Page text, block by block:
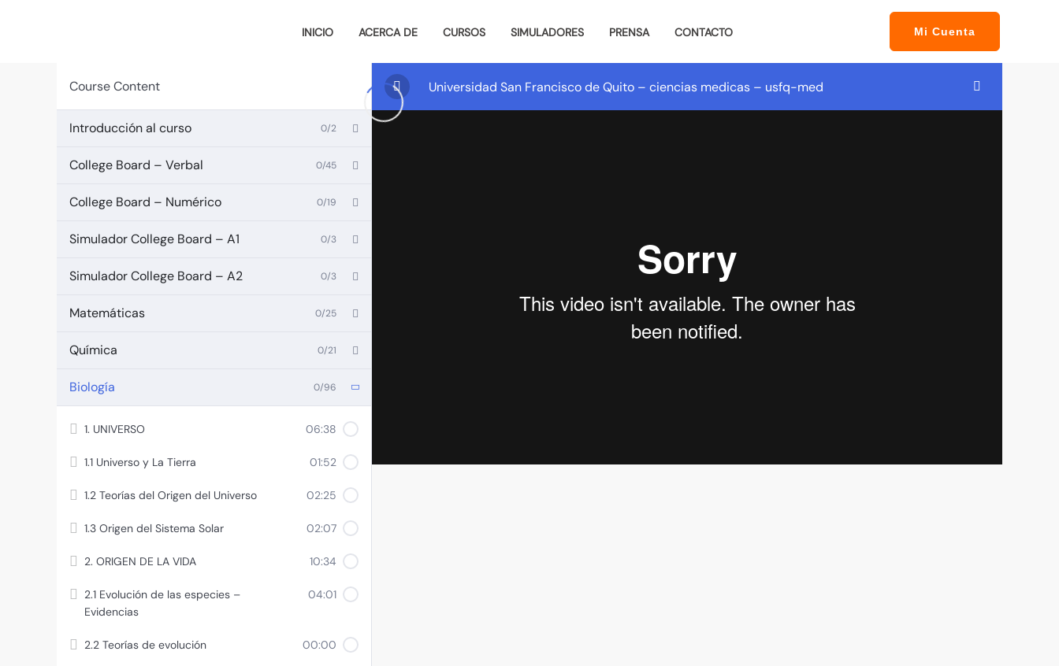
INICIO ACERCA DE CURSOS SIMULADORES PRENSA CONTACTO Mi Cuenta
Course Content
Introducción al curso 0/2
College Board – Verbal 0/45
College Board – Numérico 0/19
Simulador College Board – A1 0/3
Simulador College Board – A2 0/3
Matemáticas 0/25
Química 0/21
Biología 0/96
1. UNIVERSO 06:38
1.1 Universo y La Tierra 01:52
1.2 Teorías del Origen del Universo 02:25
1.3 Origen del Sistema Solar 02:07
2. ORIGEN DE LA VIDA 10:34
2.1 Evolución de las especies –
Evidencias
04:01
2.2 Teorías de evolución 00:00
Universidad San Francisco de Quito – ciencias medicas – usfq-med